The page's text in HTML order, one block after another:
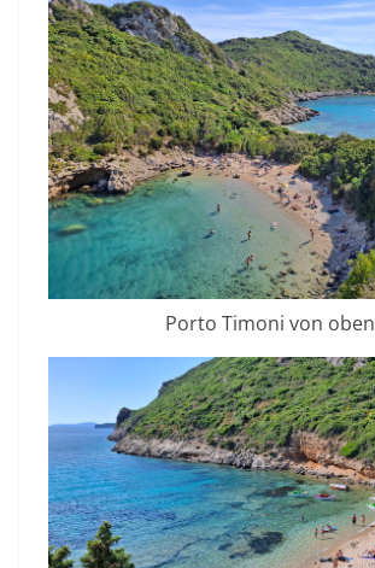
Porto Timoni von oben